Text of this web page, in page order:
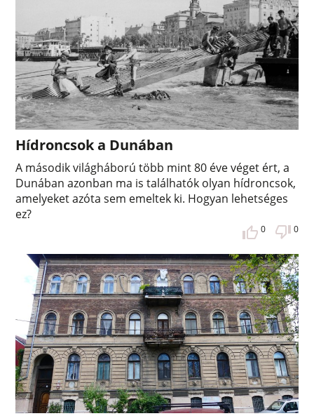
Hídroncsok a Dunában
A második világháború több mint 80 éve véget ért, a
Dunában azonban ma is találhatók olyan hídroncsok,
amelyeket azóta sem emeltek ki. Hogyan lehetséges
ez?
0 0